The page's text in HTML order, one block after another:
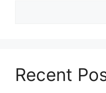
Recent